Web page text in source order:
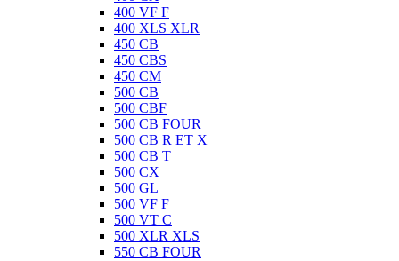
400 VF F
400 XLS XLR
450 CB
450 CBS
450 CM
500 CB
500 CBF
500 CB FOUR
500 CB R ET X
500 CB T
500 CX
500 GL
500 VF F
500 VT C
500 XLR XLS
550 CB FOUR